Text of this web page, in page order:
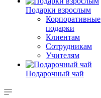
Подарки взрослым
Корпоративные
подарки
Клиентам
Сотрудникам
Учителям
Подарочный чай